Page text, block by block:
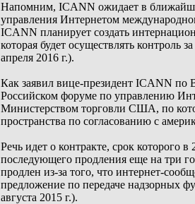
Напомним, ICANN ожидает в
управления Интернетом
ICANN планирует создать
которая будет осуществлять контроль
апреля 2016 г.).
Как заявил вице-президент ICANN
Российском форуме по управлению
Министерством торговли США, по
пространства по согласованию с
Речь идет о контракте, срок
последующего продления еще на три
продлен из-за того, что интернет-
предложение по передаче надзорных
августа 2015 г.).